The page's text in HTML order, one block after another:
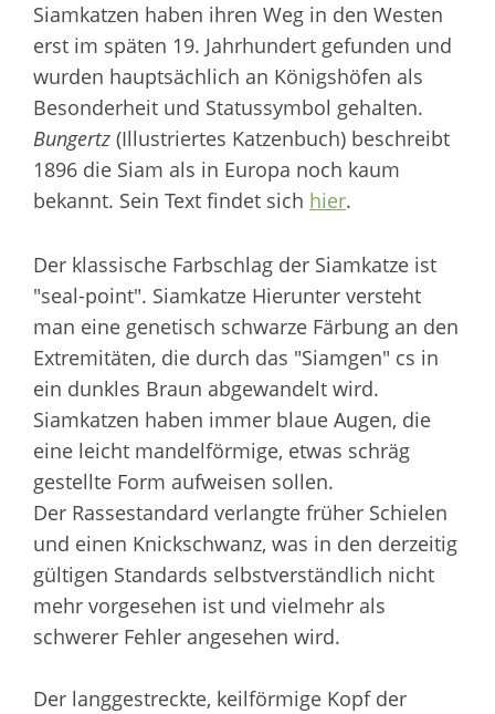
Siamkatzen haben ihren Weg in den Westen
erst im späten 19. Jahrhundert gefunden und
wurden hauptsächlich an Königshöfen als
Besonderheit und Statussymbol gehalten.
Bungertz (Illustriertes Katzenbuch) beschreibt
1896 die Siam als in Europa noch kaum
bekannt. Sein Text findet sich hier.
Der klassische Farbschlag der Siamkatze ist
"seal-point". Siamkatze Hierunter versteht
man eine genetisch schwarze Färbung an den
Extremitäten, die durch das "Siamgen" cs in
ein dunkles Braun abgewandelt wird.
Siamkatzen haben immer blaue Augen, die
eine leicht mandelförmige, etwas schräg
gestellte Form aufweisen sollen.
Der Rassestandard verlangte früher Schielen
und einen Knickschwanz, was in den derzeitig
gültigen Standards selbstverständlich nicht
mehr vorgesehen ist und vielmehr als
schwerer Fehler angesehen wird.
Der langgestreckte, keilförmige Kopf der